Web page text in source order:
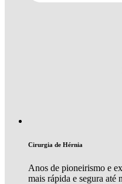
Cirurgia de Hérnia
Anos de pioneirismo e
mais rápida e segura até